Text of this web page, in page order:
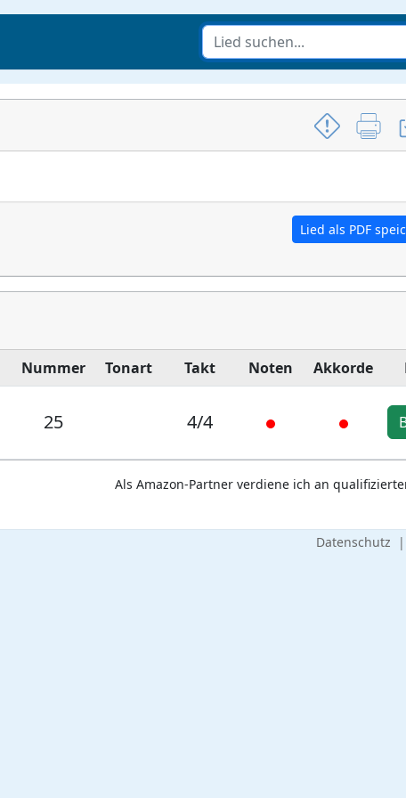
Lied als PDF
Nummer Tonart Takt Noten Akkorde
25 4/4
Als Amazon-Partner verdiene ich an
Datenschutz |